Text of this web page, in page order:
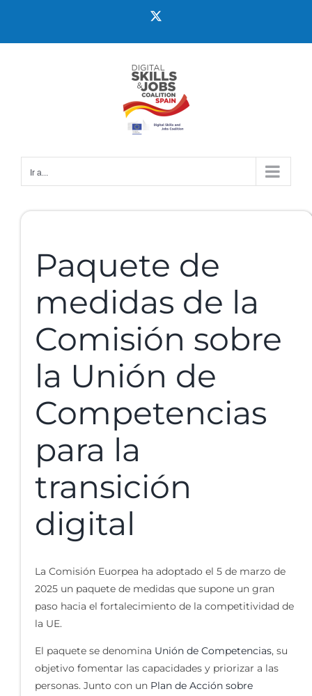
Ir a...
Paquete de
medidas de la
Comisión sobre
la Unión de
Competencias
para la
transición
digital
La Comisión Euorpea ha adoptado el 5 de marzo de
2025 un paquete de medidas que supone un gran
paso hacia el fortalecimiento de la competitividad de
la UE.
El paquete se denomina Unión de Competencias, su
objetivo fomentar las capacidades y priorizar a las
personas. Junto con un Plan de Acción sobre